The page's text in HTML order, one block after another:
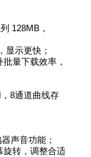
128MB，
显示更快；
量下载效率，
8通道曲线存
声音功能；
旋转，调整合适